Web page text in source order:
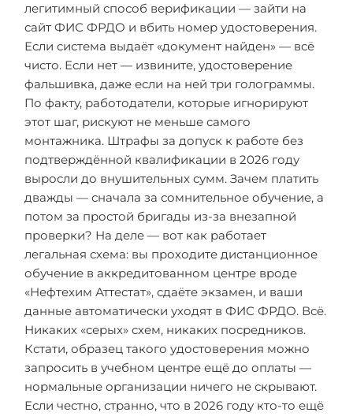
легитимный способ верификации — зайти на
сайт ФИС ФРДО и вбить номер удостоверения.
Если система выдаёт «документ найден» — всё
чисто. Если нет — извините, удостоверение
фальшивка, даже если на ней три голограммы.
По факту, работодатели, которые игнорируют
этот шаг, рискуют не меньше самого
монтажника. Штрафы за допуск к работе без
подтверждённой квалификации в 2026 году
выросли до внушительных сумм. Зачем платить
дважды — сначала за сомнительное обучение, а
потом за простой бригады из-за внезапной
проверки? На деле — вот как работает
легальная схема: вы проходите дистанционное
обучение в аккредитованном центре вроде
«Нефтехим Аттестат», сдаёте экзамен, и ваши
данные автоматически уходят в ФИС ФРДО. Всё.
Никаких «серых» схем, никаких посредников.
Кстати, образец такого удостоверения можно
запросить в учебном центре ещё до оплаты —
нормальные организации ничего не скрывают.
Если честно, странно, что в 2026 году кто-то ещё